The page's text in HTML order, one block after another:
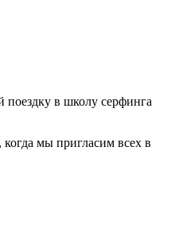
в школу серфинга
мы пригласим всех в